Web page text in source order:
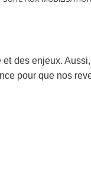
des enjeux.
pour que nos